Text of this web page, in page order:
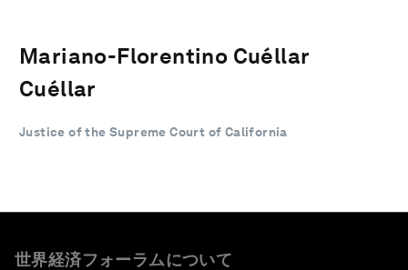
Mariano-Florentino Cuéllar
Cuéllar
Justice of the Supreme Court of California
世界経済フォーラムについて